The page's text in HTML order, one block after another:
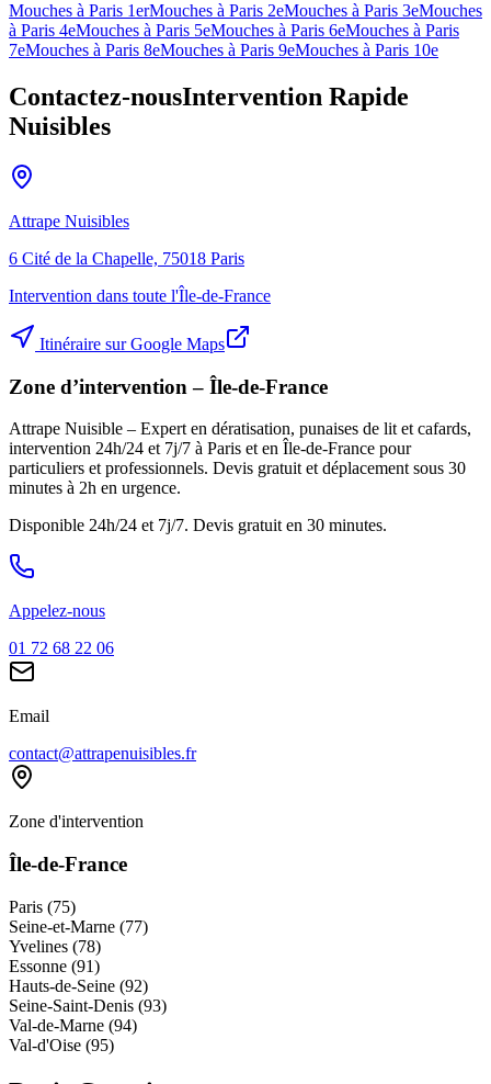
Mouches à Paris 1erMouches à Paris 2eMouches à Paris 3eMouches
à Paris 4eMouches à Paris 5eMouches à Paris 6eMouches à Paris
7eMouches à Paris 8eMouches à Paris 9eMouches à Paris 10e
Contactez-nousIntervention Rapide
Nuisibles
Attrape Nuisibles
6 Cité de la Chapelle, 75018 Paris
Intervention dans toute l'Île-de-France
Itinéraire sur Google Maps
Zone d’intervention – Île-de-France
Attrape Nuisible – Expert en dératisation, punaises de lit et cafards,
intervention 24h/24 et 7j/7 à Paris et en Île-de-France pour
particuliers et professionnels. Devis gratuit et déplacement sous 30
minutes à 2h en urgence.
Disponible 24h/24 et 7j/7. Devis gratuit en 30 minutes.
Appelez-nous
01 72 68 22 06
Email
contact@attrapenuisibles.fr
Zone d'intervention
Île-de-France
Paris (75)
Seine-et-Marne (77)
Yvelines (78)
Essonne (91)
Hauts-de-Seine (92)
Seine-Saint-Denis (93)
Val-de-Marne (94)
Val-d'Oise (95)